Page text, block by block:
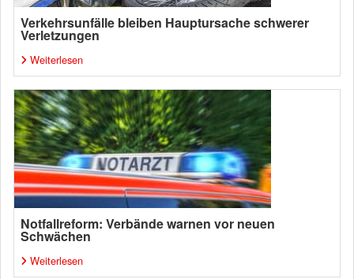
Verkehrsunfälle bleiben Hauptursache schwerer
Verletzungen
Weiterlesen
Notfallreform: Verbände warnen vor neuen
Schwächen
Weiterlesen